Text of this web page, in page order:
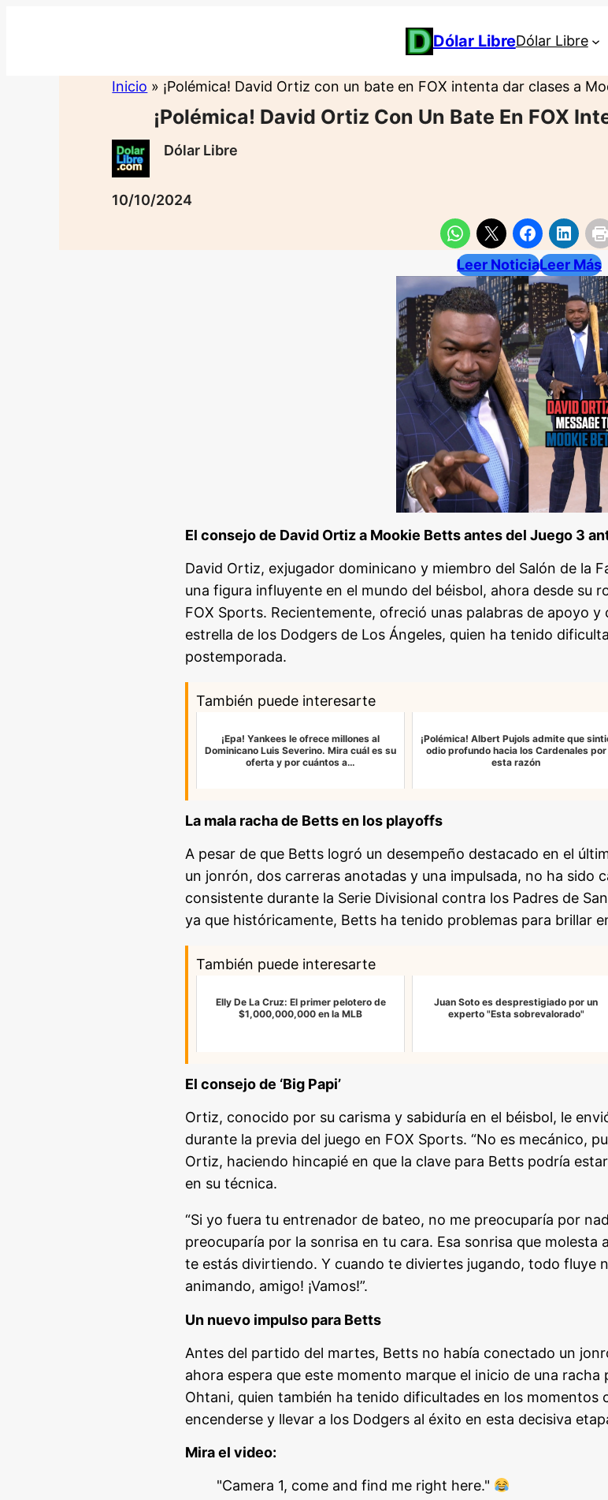
Dólar LibreDólar Libre
Inicio » ¡Polémica! David Ortiz con un bate en FOX intenta dar clases a
¡Polémica! David Ortiz Con Un Bate En FOX
Dólar Libre
10/10/2024
Leer NoticiaLeer Más
El consejo de David Ortiz a Mookie Betts antes del Juego 3
David Ortiz, exjugador dominicano y miembro del Salón de la
una figura influyente en el mundo del béisbol, ahora desde su
FOX Sports. Recientemente, ofreció unas palabras de apoyo
estrella de los Dodgers de Los Ángeles, quien ha tenido
postemporada.
También puede interesarte
¡Epa! Yankees le ofrece millones al
Dominicano Luis Severino. Mira cuál es su
oferta y por cuántos a…
¡Polémica! Albert Pujols admite que
odio profundo hacia los Cardenales por
esta razón
La mala racha de Betts en los playoffs
A pesar de que Betts logró un desempeño destacado en el
un jonrón, dos carreras anotadas y una impulsada, no ha sido
consistente durante la Serie Divisional contra los Padres de
ya que históricamente, Betts ha tenido problemas para brillar
También puede interesarte
Elly De La Cruz: El primer pelotero de
$1,000,000,000 en la MLB
Juan Soto es desprestigiado por un
experto "Esta sobrevalorado"
El consejo de ‘Big Papi’
Ortiz, conocido por su carisma y sabiduría en el béisbol, le
durante la previa del juego en FOX Sports. “No es mecánico,
Ortiz, haciendo hincapié en que la clave para Betts podría
en su técnica.
“Si yo fuera tu entrenador de bateo, no me preocuparía por
preocuparía por la sonrisa en tu cara. Esa sonrisa que
te estás divirtiendo. Y cuando te diviertes jugando, todo fluye
animando, amigo! ¡Vamos!”.
Un nuevo impulso para Betts
Antes del partido del martes, Betts no había conectado un
ahora espera que este momento marque el inicio de una
Ohtani, quien también ha tenido dificultades en los momentos
encenderse y llevar a los Dodgers al éxito en esta decisiva
Mira el video:
"Camera 1, come and find me right here."